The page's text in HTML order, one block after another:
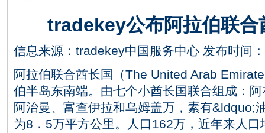
tradekey公布阿拉伯联合
信息来源： tradekey中国服务中心 发布时间
阿拉伯联合酋长国（The United Arab
伯半岛东南端。由七个小酋长国联合组成：
阿治曼、富查伊拉和乌姆盖万，素有&ldquo;
为8．5万平方公里。人口162万，近年来人